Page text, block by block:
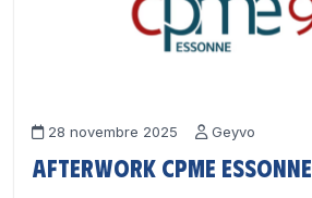
28 novembre 2025 Geyvo
Afterwork CPME Essonne